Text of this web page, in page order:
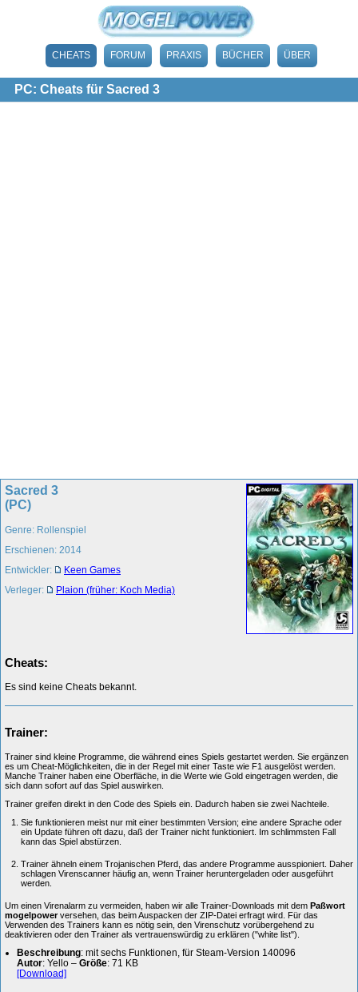
CHEATS FORUM PRAXIS BÜCHER ÜBER
PC: Cheats für Sacred 3
Sacred 3
(PC)
Genre: Rollenspiel
Erschienen: 2014
Entwickler:
Keen Games
Verleger:
Plaion (früher: Koch Media)
Cheats:
Es sind keine Cheats bekannt.
Trainer:
Trainer sind kleine Programme, die während eines Spiels gestartet werden. Sie ergänzen
es um Cheat-Möglichkeiten, die in der Regel mit einer Taste wie F1 ausgelöst werden.
Manche Trainer haben eine Oberfläche, in die Werte wie Gold eingetragen werden, die
sich dann sofort auf das Spiel auswirken.
Trainer greifen direkt in den Code des Spiels ein. Dadurch haben sie zwei Nachteile.
Sie funktionieren meist nur mit einer bestimmten Version; eine andere Sprache oder
ein Update führen oft dazu, daß der Trainer nicht funktioniert. Im schlimmsten Fall
kann das Spiel abstürzen.
Trainer ähneln einem Trojanischen Pferd, das andere Programme ausspioniert. Daher
schlagen Virenscanner häufig an, wenn Trainer heruntergeladen oder ausgeführt
werden.
Um einen Virenalarm zu vermeiden, haben wir alle Trainer-Downloads mit dem Paßwort
mogelpowerversehen, das beim Auspacken der ZIP-Datei erfragt wird. Für das
Verwenden des Trainers kann es nötig sein, den Virenschutz vorübergehend zu
deaktivieren oder den Trainer als vertrauenswürdig zu erklären ("white list").
Beschreibung: mit sechs Funktionen, für Steam-Version 140096
Autor: Yello – Größe: 71 KB
[Download]